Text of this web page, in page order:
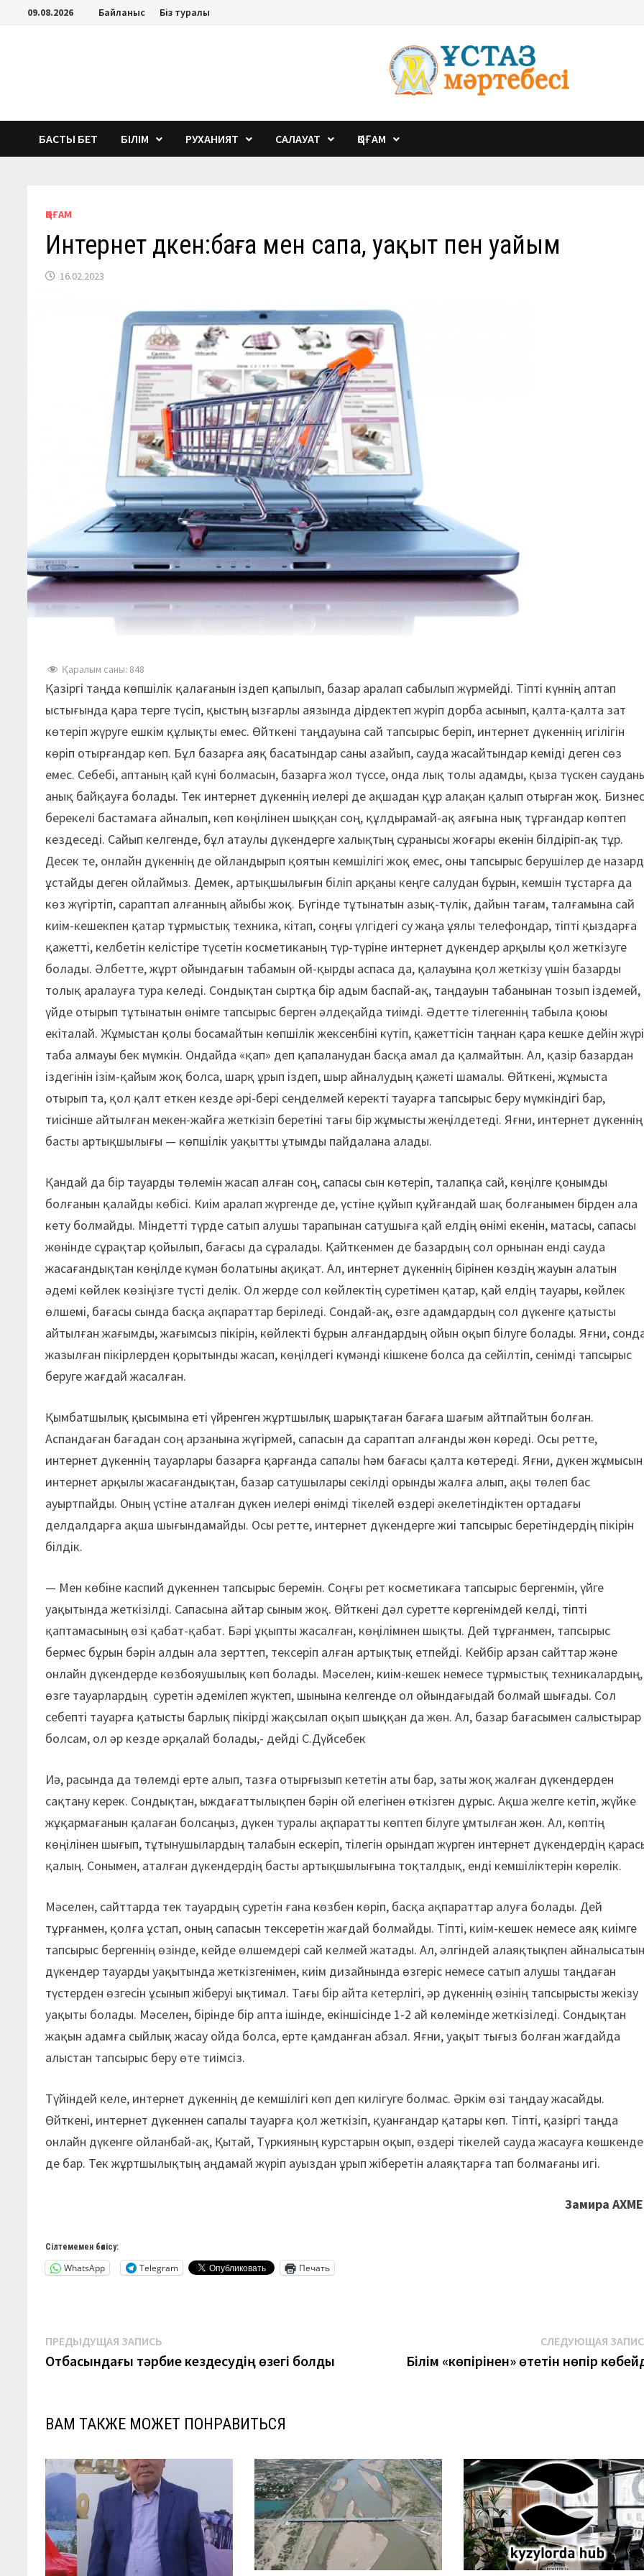
Перейти09.08.2026 Байланыс Біз туралы
БАСТЫ БЕТ БІЛІМ РУХАНИЯТ САЛАУАТ ҚОҒАМ
ҚОҒАМ
Интернет дүкен:баға мен сапа, уақыт пен уайым
16.02.2023
Қаралым саны: 848
Қазіргі таңда көпшілік қалағанын іздеп қапылып, базар аралап сабылып жүрмейді. Тіпті күннің аптап
ыстығында қара терге түсіп, қыстың ызғарлы аязында дірдектеп жүріп дорба асынып, қалта-қалта зат
көтеріп жүруге ешкім құлықты емес. Өйткені таңдауына сай тапсырыс беріп, интернет дүкеннің игілігін
көріп отырғандар көп. Бұл базарға аяқ басатындар саны азайып, сауда жасайтындар кеміді деген сөз
емес. Себебі, аптаның қай күні болмасын, базарға жол түссе, онда лық толы адамды, қыза түскен
анық байқауға болады. Тек интернет дүкеннің иелері де ақшадан құр алақан қалып отырған жоқ.
берекелі бастамаға айналып, көп көңілінен шыққан соң, құлдырамай-ақ аяғына нық тұрғандар көптеп
кездеседі. Сайып келгенде, бұл атаулы дүкендерге халықтың сұранысы жоғары екенін білдіріп-ақ тұр.
Десек те, онлайн дүкеннің де ойландырып қоятын кемшілігі жоқ емес, оны тапсырыс берушілер де
ұстайды деген ойлаймыз. Демек, артықшылығын біліп арқаны кеңге салудан бұрын, кемшін тұстарға да
көз жүгіртіп, сараптап алғанның айыбы жоқ. Бүгінде тұтынатын азық-түлік, дайын тағам, талғамына сай
киім-кешекпен қатар тұрмыстық техника, кітап, соңғы үлгідегі су жаңа ұялы телефондар, тіпті қыздарға
қажетті, келбетін келістіре түсетін косметиканың түр-түріне интернет дүкендер арқылы қол жеткізуге
болады. Әлбетте, жұрт ойындағын табамын ой-қырды аспаса да, қалауына қол жеткізу үшін базарды
толық аралауға тура келеді. Сондықтан сыртқа бір адым баспай-ақ, таңдауын табанынан тозып іздемей,
үйде отырып тұтынатын өнімге тапсырыс берген әлдеқайда тиімді. Әдетте тілегеннің табыла қоюы
екіталай. Жұмыстан қолы босамайтын көпшілік жексенбіні күтіп, қажеттісін таңнан қара кешке дейін
таба алмауы бек мүмкін. Ондайда «қап» деп қапаланудан басқа амал да қалмайтын. Ал, қазір базардан
іздегінін ізім-қайым жоқ болса, шарқ ұрып іздеп, шыр айналудың қажеті шамалы. Өйткені, жұмыста
отырып та, қол қалт еткен кезде әрі-бері сеңделмей керекті тауарға тапсырыс беру мүмкіндігі бар,
тиісінше айтылған мекен-жайға жеткізіп беретіні тағы бір жұмысты жеңілдетеді. Яғни, интернет дүкеннің
басты артықшылығы — көпшілік уақытты ұтымды пайдалана алады.
Қандай да бір тауарды төлемін жасап алған соң, сапасы сын көтеріп, талапқа сай, көңілге қонымды
болғанын қалайды көбісі. Киім аралап жүргенде де, үстіне құйып құйғандай шақ болғанымен бірден ала
кету болмайды. Міндетті түрде сатып алушы тарапынан сатушыға қай елдің өнімі екенін, матасы, сапасы
жөнінде сұрақтар қойылып, бағасы да сұралады. Қайткенмен де базардың сол орнынан енді сауда
жасағандықтан көңілде күмән болатыны ақиқат. Ал, интернет дүкеннің бірінен көздің жауын алатын
әдемі көйлек көзіңізге түсті делік. Ол жерде сол көйлектің суретімен қатар, қай елдің тауары, көйлек
өлшемі, бағасы сында басқа ақпараттар беріледі. Сондай-ақ, өзге адамдардың сол дүкенге қатысты
айтылған жағымды, жағымсыз пікірін, көйлекті бұрын алғандардың ойын оқып білуге болады. Яғни,
жазылған пікірлерден қорытынды жасап, көңілдегі күмәнді кішкене болса да сейілтіп, сенімді тапсырыс
беруге жағдай жасалған.
Қымбатшылық қысымына еті үйренген жұртшылық шарықтаған бағаға шағым айтпайтын болған.
Аспандаған бағадан соң арзанына жүгірмей, сапасын да сараптап алғанды жөн көреді. Осы ретте,
интернет дүкеннің тауарлары базарға қарғанда сапалы һәм бағасы қалта көтереді. Яғни, дүкен жұмысын
интернет арқылы жасағандықтан, базар сатушылары секілді орынды жалға алып, ақы төлеп бас
ауыртпайды. Оның үстіне аталған дүкен иелері өнімді тікелей өздері әкелетіндіктен ортадағы
делдалдарға ақша шығындамайды. Осы ретте, интернет дүкендерге жиі тапсырыс беретіндердің пікірін
білдік.
— Мен көбіне каспий дүкеннен тапсырыс беремін. Соңғы рет косметикаға тапсырыс бергенмін, үйге
уақытында жеткізілді. Сапасына айтар сыным жоқ. Өйткені дәл суретте көргенімдей келді, тіпті
қаптамасының өзі қабат-қабат. Бәрі ұқыпты жасалған, көңілімнен шықты. Дей тұрғанмен, тапсырыс
бермес бұрын бәрін алдын ала зерттеп, тексеріп алған артықтық етпейді. Кейбір арзан сайттар және
онлайн дүкендерде көзбояушылық көп болады. Мәселен, киім-кешек немесе тұрмыстық техникалардың,
өзге тауарлардың суретін әдемілеп жүктеп, шынына келгенде ол ойындағыдай болмай шығады. Сол
себепті тауарға қатысты барлық пікірді жақсылап оқып шыққан да жөн. Ал, базар бағасымен салыстырар
болсам, ол әр кезде әрқалай болады,- дейді С.Дүйсебек
Иә, расында да төлемді ерте алып, тазға отырғызып кететін аты бар, заты жоқ жалған дүкендерден
сақтану керек. Сондықтан, ыждағаттылықпен бәрін ой елегінен өткізген дұрыс. Ақша желге кетіп, жүйке
жұқармағанын қалаған болсаңыз, дүкен туралы ақпаратты көптеп білуге ұмтылған жөн. Ал, көптің
көңілінен шығып, тұтынушылардың талабын ескеріп, тілегін орындап жүрген интернет дүкендердің
қалың. Сонымен, аталған дүкендердің басты артықшылығына тоқталдық, енді кемшіліктерін көрелік.
Мәселен, сайттарда тек тауардың суретін ғана көзбен көріп, басқа ақпараттар алуға болады. Дей
тұрғанмен, қолға ұстап, оның сапасын тексеретін жағдай болмайды. Тіпті, киім-кешек немесе аяқ киімге
тапсырыс бергеннің өзінде, кейде өлшемдері сай келмей жатады. Ал, әлгіндей алаяқтықпен
дүкендер тауарды уақытында жеткізгенімен, киім дизайнында өзгеріс немесе сатып алушы таңдаған
түстерден өзгесін ұсынып жіберуі ықтимал. Тағы бір айта кетерлігі, әр дүкеннің өзінің тапсырысты жекізу
уақыты болады. Мәселен, бірінде бір апта ішінде, екіншісінде 1-2 ай көлемінде жеткізіледі. Сондықтан
жақын адамға сыйлық жасау ойда болса, ерте қамданған абзал. Яғни, уақыт тығыз болған жағдайда
алыстан тапсырыс беру өте тиімсіз.
Түйіндей келе, интернет дүкеннің де кемшілігі көп деп килігуге болмас. Әркім өзі таңдау жасайды.
Өйткені, интернет дүкеннен сапалы тауарға қол жеткізіп, қуанғандар қатары көп. Тіпті, қазіргі таңда
онлайн дүкенге ойланбай-ақ, Қытай, Түркияның курстарын оқып, өздері тікелей сауда жасауға
де бар. Тек жұртшылықтың аңдамай жүріп ауыздан ұрып жіберетін алаяқтарға тап болмағаны игі.
Замира
Сілтемемен бөлісу:
WhatsApp Telegram Печать
Навигация
по
ПРЕДЫДУЩАЯ ЗАПИСЬ
запись:
Отбасындағы тәрбие кездесудің өзегі болды
СЛЕДУЮЩАЯ
Білім «көпірінен» өтетін нөпір
ВАМ ТАКЖЕ МОЖЕТ ПОНРАВИТЬСЯ